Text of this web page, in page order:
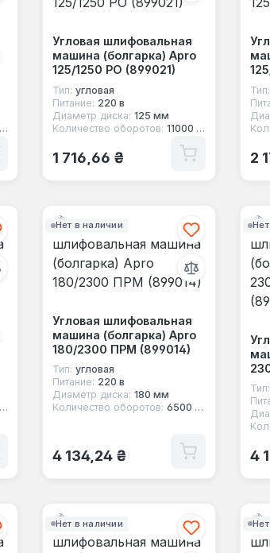
Угловая шлифовальная
машина (болгарка) Apro
125/1250 РО (899021)
Тип: угловая
Питание: 220 в
Диаметр диска: 125 мм
Количество оборотов: 11000 об/мин
Обычная цена:
1 716,66 ₴
Тип:
2
Нет в наличии
Угловая шлифовальная
машина (болгарка) Apro
180/2300 ПРМ (899014)
Тип: угловая
Питание: 220 в
Диаметр диска: 180 мм
Количество оборотов: 6500 об/мин
Обычная цена:
4 134,24 ₴
Тип:
4
Нет в наличии